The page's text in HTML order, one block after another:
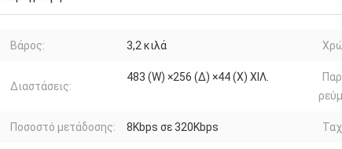
Βάρος: 3,2 κιλά
Διαστάσεις:
483 (W) ×256 (Δ) ×44 (Χ) ΧΙΛ.
Ποσοστό μετάδοσης: 8Kbps σε 320Kbps